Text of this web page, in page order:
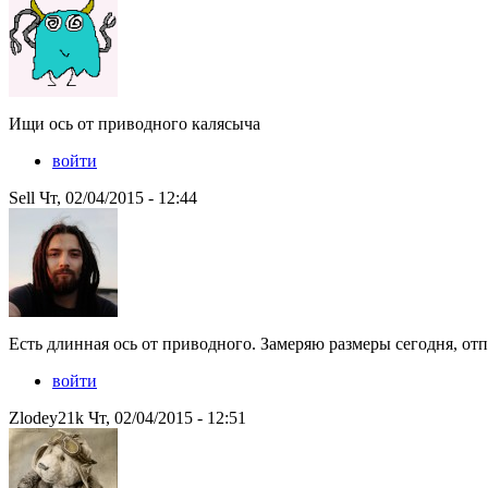
Ищи ось от приводного калясыча
войти
Sell Чт, 02/04/2015 - 12:44
Есть длинная ось от приводного. Замеряю размеры сегодня,
войти
Zlodey21k Чт, 02/04/2015 - 12:51